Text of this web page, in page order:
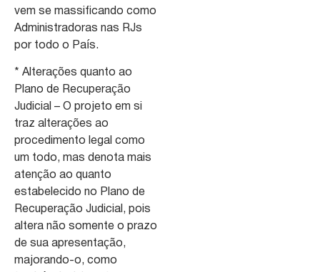
vem se massificando como
Administradoras nas RJs
por todo o País.
* Alterações quanto ao
Plano de Recuperação
Judicial – O projeto em si
traz alterações ao
procedimento legal como
um todo, mas denota mais
atenção ao quanto
estabelecido no Plano de
Recuperação Judicial, pois
altera não somente o prazo
de sua apresentação,
majorando-o, como